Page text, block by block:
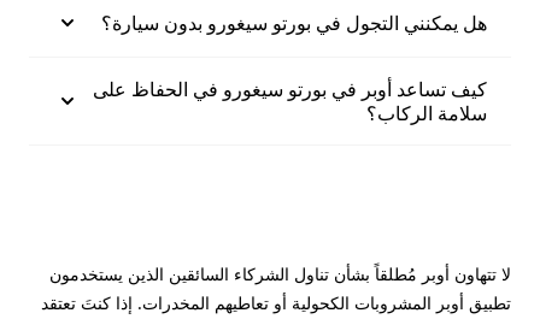
هل يمكنني التجول في بورتو سيغورو بدون سيارة؟
كيف تساعد أوبر في بورتو سيغورو في الحفاظ على
سلامة الركاب؟
لا تتهاون أوبر مُطلقاً بشأن تناول الشركاء السائقين الذين يستخدمون
تطبيق أوبر المشروبات الكحولية أو تعاطيهم المخدرات. إذا كنتَ تعتقد